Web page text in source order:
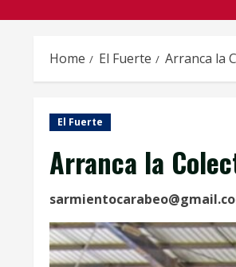
Home El Fuerte Arranca la
El Fuerte
Arranca la